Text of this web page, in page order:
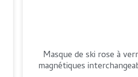
Masque de ski rose à
magnétiques